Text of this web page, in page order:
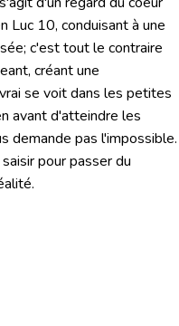
Luc 10, conduisant à une
c'est tout le contraire
créant une
se voit dans les petites
avant d'atteindre les
demande pas l'impossible.
pour passer du